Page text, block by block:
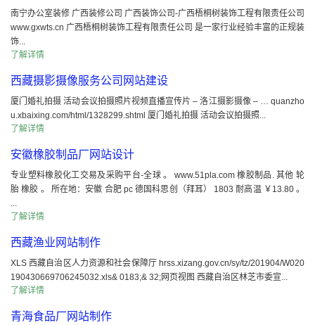
南宁办公室装修 广西装修公司 广西装饰公司-广西梧桐树装饰工程有限责任公司
www.gxwts.cn 广西梧桐树装饰工程有限责任公司 是一家行业经验丰富的正规装
饰...
了解详情
西藏摄影摄像服务公司网站建设
厦门婚礼拍摄 活动会议拍摄照片视频直播宣传片 – 洛江摄影摄像 – … quanzho
u.xbaixing.com/html/1328299.shtml 厦门婚礼拍摄 活动会议拍摄照...
了解详情
安徽橡胶制品厂网站设计
专业塑料橡胶化工交易及采购平台-全球 。 www.51pla.com 橡胶制品. 其他 轮
胎 橡胶 。 所在地：安徽 合肥 pc 德国科思创（拜耳） 1803 耐高温 ￥13.80 。
...
了解详情
西藏渔业网站制作
XLS 西藏自治区人力资源和社会保障厅 hrss.xizang.gov.cn/sy/tz/201904/W020
190430669706245032.xls& 0183;& 32;网页视图 西藏自治区林芝市委宣...
了解详情
青海食品厂网站制作